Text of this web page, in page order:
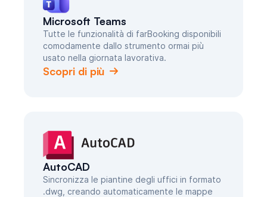
Microsoft Teams
Tutte le funzionalità di farBooking disponibili
comodamente dallo strumento ormai più
usato nella giornata lavorativa.
Scopri di più
AutoCAD
Sincronizza le piantine degli uffici in formato
.dwg, creando automaticamente le mappe